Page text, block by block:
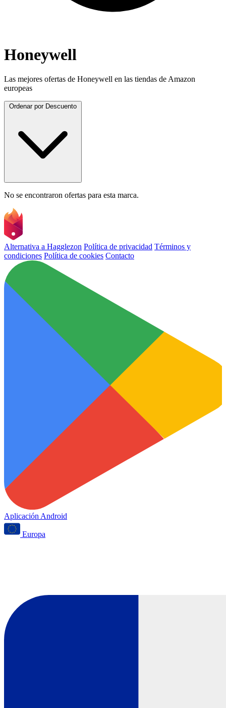
Honeywell
Las mejores ofertas de Honeywell en las tiendas de Amazon
europeas
Ordenar por Descuento
No se encontraron ofertas para esta marca.
Alternativa a Hagglezon Política de privacidad Términos y
condiciones Política de cookies Contacto
Aplicación Android
Europa